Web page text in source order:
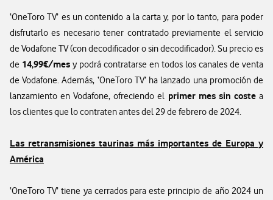
‘OneToro TV’ es un contenido a la carta y, por lo tanto, para poder
disfrutarlo es necesario tener contratado previamente el servicio
de Vodafone TV (con decodificador o sin decodificador). Su precio es
de 14,99€/mes y podrá contratarse en todos los canales de venta
de Vodafone. Además, ‘OneToro TV’ ha lanzado una promoción de
lanzamiento en Vodafone, ofreciendo el primer mes sin costea
los clientes que lo contraten antes del 29 de febrero de 2024.
Las retransmisiones taurinas más importantes de Europa y
América
‘OneToro TV’ tiene ya cerrados para este principio de año 2024 un